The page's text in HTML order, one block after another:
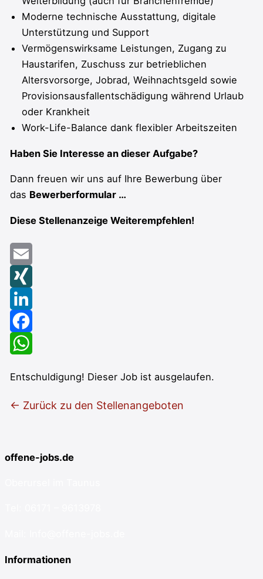
Moderne technische Ausstattung, digitale
Unterstützung und Support
Vermögenswirksame Leistungen, Zugang zu
Haustarifen, Zuschuss zur betrieblichen
Altersvorsorge, Jobrad, Weihnachtsgeld sowie
Provisionsausfallentschädigung während Urlaub
oder Krankheit
Work-Life-Balance dank flexibler Arbeitszeiten
Haben Sie Interesse an dieser Aufgabe?
Dann freuen wir uns auf Ihre Bewerbung über
das Bewerberformular …
Diese Stellenanzeige Weiterempfehlen!
Email
XING
LinkedIn
Facebook
Entschuldigung! Dieser Job ist ausgelaufen.
← Zurück zu den Stellenangeboten
offene-jobs.de
Informationen